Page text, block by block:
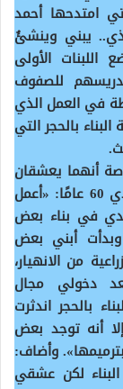
امتدحها أحمد
يبني وينشئُ
الأولى
للصفوف
في العمل الذي
بالحجر التي
أنهما يعشقان
تلك المهنة منذ الصغر، إذ يقول محمد الغامدي 60 عامًا: «أعمل
في بناء بعض
وبدأت أبني بعض
من الانهيار،
دخولي مجال
بالحجر اندثرت
أنه توجد بعض
وأضاف:
لكن عشقي